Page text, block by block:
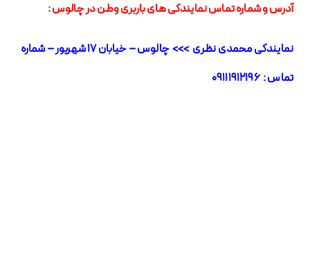
آدرس و شماره تماس نمایندگی های باربری وطن در چالوس:
نمایندگی محمدی نظری >>> چالوس – خیابان 17 شهریور – شماره
تماس : 09111912196